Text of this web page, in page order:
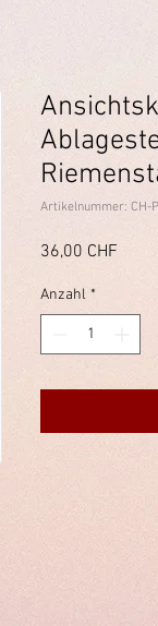
Artikelnummer: CH-
36,00 CHF
Anzahl *